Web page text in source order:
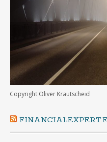
Copyright Oliver Krautscheid